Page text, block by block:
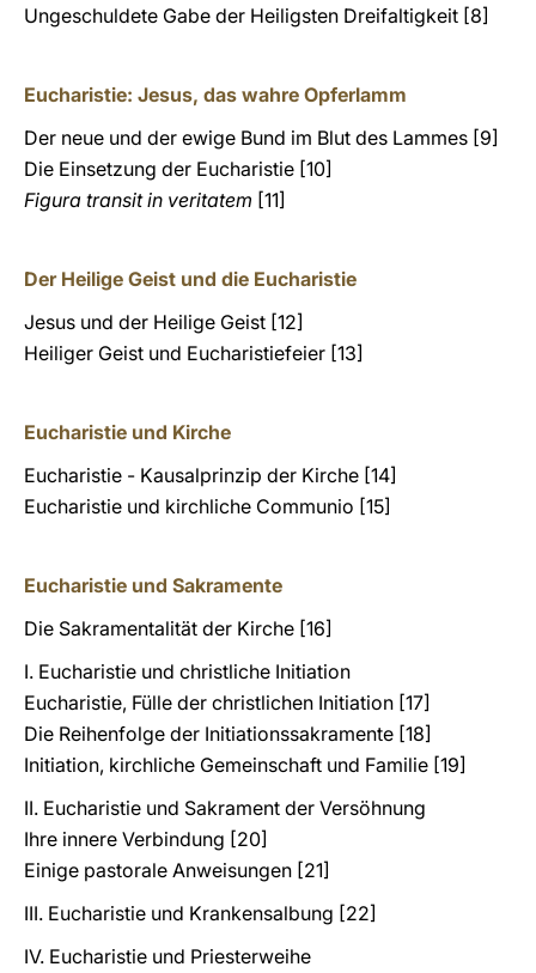
Ungeschuldete Gabe der Heiligsten Dreifaltigkeit [8]
Eucharistie: Jesus, das wahre Opferlamm
Der neue und der ewige Bund im Blut des Lammes [9]
Die Einsetzung der Eucharistie [10]
Figura transit in veritatem [11]
Der Heilige Geist und die Eucharistie
Jesus und der Heilige Geist [12]
Heiliger Geist und Eucharistiefeier [13]
Eucharistie und Kirche
Eucharistie - Kausalprinzip der Kirche [14]
Eucharistie und kirchliche Communio [15]
Eucharistie und Sakramente
Die Sakramentalität der Kirche [16]
I. Eucharistie und christliche Initiation
Eucharistie, Fülle der christlichen Initiation [17]
Die Reihenfolge der Initiationssakramente [18]
Initiation, kirchliche Gemeinschaft und Familie [19]
II. Eucharistie und Sakrament der Versöhnung
Ihre innere Verbindung [20]
Einige pastorale Anweisungen [21]
III. Eucharistie und Krankensalbung [22]
IV. Eucharistie und Priesterweihe